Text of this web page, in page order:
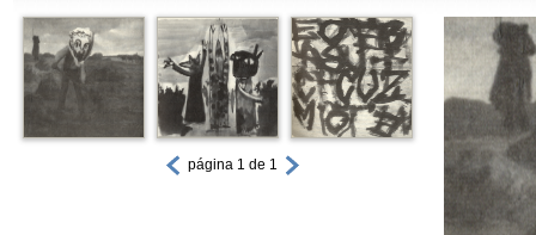
página 1 de 1